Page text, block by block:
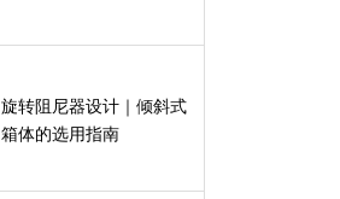
旋转阻尼器设计｜倾斜式
箱体的选用指南